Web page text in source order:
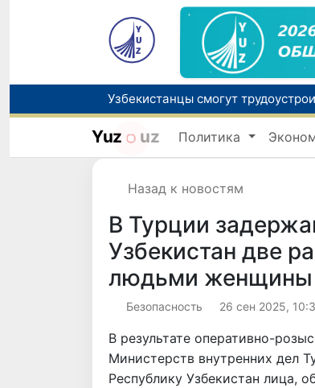
В Узбекистане стартовал
Ташкент готовится принять
Yuz uz Политика
Назад к новостям
В Турции
Узбекистан две
людьми женщины
Безопасность 26 сен 2025,
В результате оперативно-
Министерств внутренних дел
Республику Узбекистан лица,